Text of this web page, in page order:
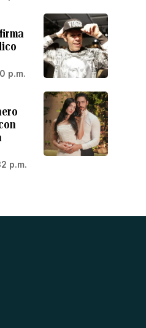
p.m.
p.m.